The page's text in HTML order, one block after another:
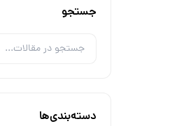
جستجو
دسته‌بندی‌ها